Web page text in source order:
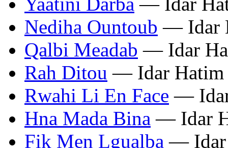
Nediha Ountoub — Idar
Qalbi Meadab — Idar
Rah Ditou — Idar Hatim
Rwahi Li En Face —
Hna Mada Bina — Idar
Fik Men Lgualba — Idar